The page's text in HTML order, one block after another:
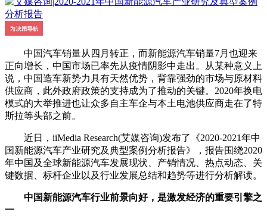
中国汽车销量从四月转正，而新能源汽车销量7月也迎来
正向增长，中国市场已率先从疫情阴影中走出。从某种意义上
说，中国造车新势力具有天然优势，背靠强劲的市场与原材料
供应商，此外政府政策的支持成为了推动的关键。2020年换电
模式的大举推进也让众多自主车企与本土电池供应商走在了特
斯拉等头部之前。
近日，iiMedia Research(艾媒咨询)发布了《2020-2021年中
国新能源汽车产业研究及典型案例分析报告》，报告围绕2020
年中国及全球新能源汽车发展现状、产销情况、热点动态、关
键数据、标杆企业以及行业发展总结和趋势等进行分析解读。
中国新能源汽车行业前景向好，是激发经济的重要引擎之
一